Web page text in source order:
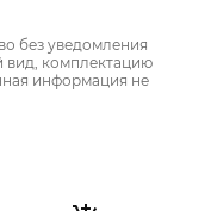
без уведомления
вид, комплектацию
информация не